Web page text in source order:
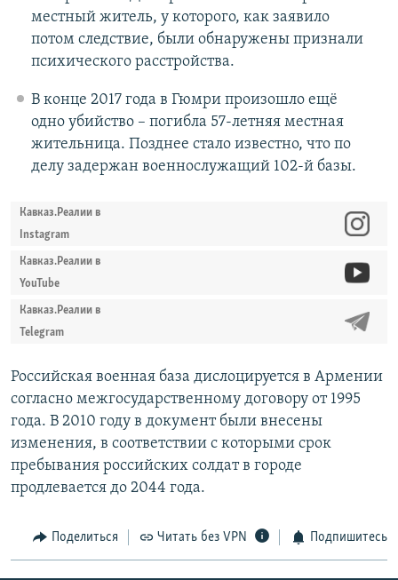
местный житель, у которого, как заявило
потом следствие, были обнаружены признали
психического расстройства.
В конце 2017 года в Гюмри произошло ещё
одно убийство – погибла 57-летняя местная
жительница. Позднее стало известно, что по
делу задержан военнослужащий 102-й базы.
Кавказ.Реалии в
Instagram
Кавказ.Реалии в
YouTube
Кавказ.Реалии в
Telegram
Российская военная база дислоцируется в Армении
согласно межгосударственному договору от 1995
года. В 2010 году в документ были внесены
изменения, в соответствии с которыми срок
пребывания российских солдат в городе
продлевается до 2044 года.
Поделиться Читать без VPN Подпишитесь